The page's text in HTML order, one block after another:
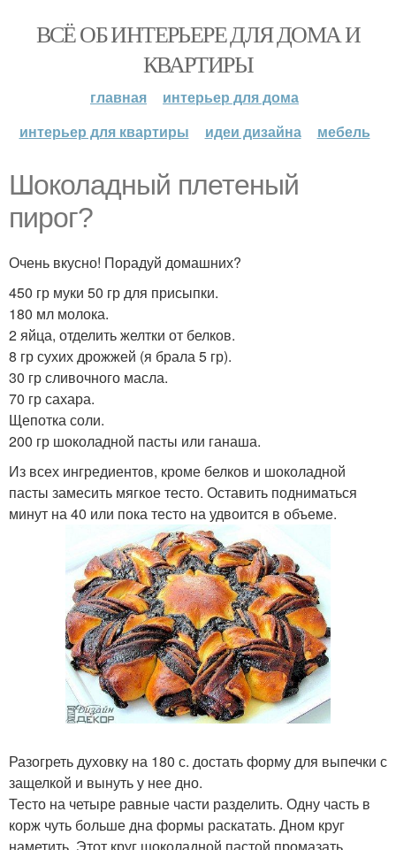
ВСЁ ОБ ИНТЕРЬЕРЕ ДЛЯ ДОМА И
КВАРТИРЫ
главная
интерьер для дома
интерьер для квартиры
идеи дизайна мебель
Шоколадный плетеный
пирог?
Очень вкусно! Порадуй домашних?
450 гр муки 50 гр для присыпки.
180 мл молока.
2 яйца, отделить желтки от белков.
8 гр сухих дрожжей (я брала 5 гр).
30 гр сливочного масла.
70 гр сахара.
Щепотка соли.
200 гр шоколадной пасты или ганаша.
Из всех ингредиентов, кроме белков и шоколадной
пасты замесить мягкое тесто. Оставить подниматься
минут на 40 или пока тесто на удвоится в объеме.
Разогреть духовку на 180 с. достать форму для выпечки с
защелкой и вынуть у нее дно.
Тесто на четыре равные части разделить. Одну часть в
корж чуть больше дна формы раскатать. Дном круг